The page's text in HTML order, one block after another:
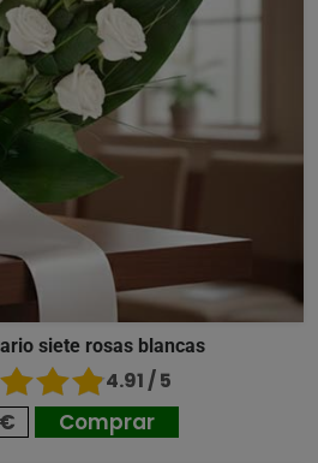
siete rosas blancas
4.91 / 5
Comprar